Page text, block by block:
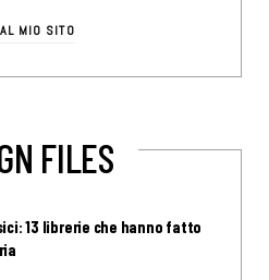
MIO SITO
FILES
13 librerie che hanno fatto